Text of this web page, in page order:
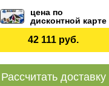
цена по
дисконтной карте
42 111 руб.
Рассчитать доставку